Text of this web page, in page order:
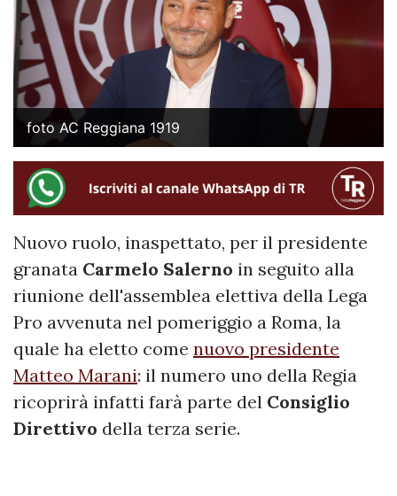
foto AC Reggiana 1919
Nuovo ruolo, inaspettato, per il presidente
granata Carmelo Salerno in seguito alla
riunione dell'assemblea elettiva della Lega
Pro avvenuta nel pomeriggio a Roma, la
quale ha eletto come nuovo presidente
Matteo Marani: il numero uno della Regia
ricoprirà infatti farà parte del Consiglio
Direttivo della terza serie.